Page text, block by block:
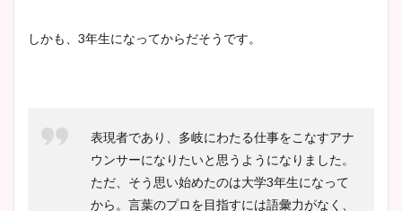
しかも、3年生になってからだそうです。
表現者であり、多岐にわたる仕事をこなすアナ
ウンサーになりたいと思うようになりました。
ただ、そう思い始めたのは大学3年生になって
から。言葉のプロを目指すには語彙力がなく、